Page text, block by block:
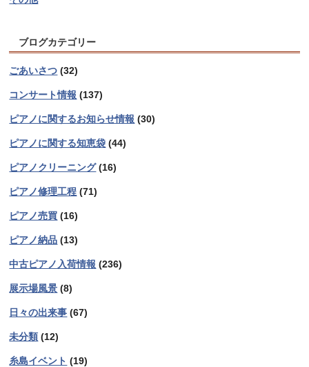
ブログカテゴリー
ごあいさつ (32)
コンサート情報 (137)
ピアノに関するお知らせ情報 (30)
ピアノに関する知恵袋 (44)
ピアノクリーニング(16)
ピアノ修理工程 (71)
ピアノ売買 (16)
ピアノ納品 (13)
中古ピアノ入荷情報 (236)
展示場風景 (8)
日々の出来事 (67)
未分類 (12)
糸島イベント (19)